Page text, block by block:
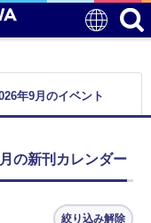
年9月のイベント
の新刊カレンダー
絞り込み解除